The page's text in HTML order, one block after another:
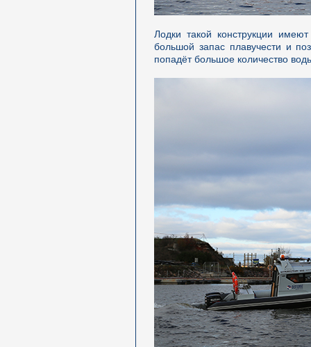
Лодки такой конструкции
большой запас плавучести и
попадёт большое количество